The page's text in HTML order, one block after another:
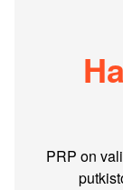
PRP on